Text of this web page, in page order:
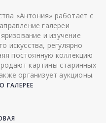
«Антония» работает с
галереи
и изучение
искусства, регулярно
постоянную коллекцию
картины старинных
организует аукционы.
ГАЛЕРЕЕ